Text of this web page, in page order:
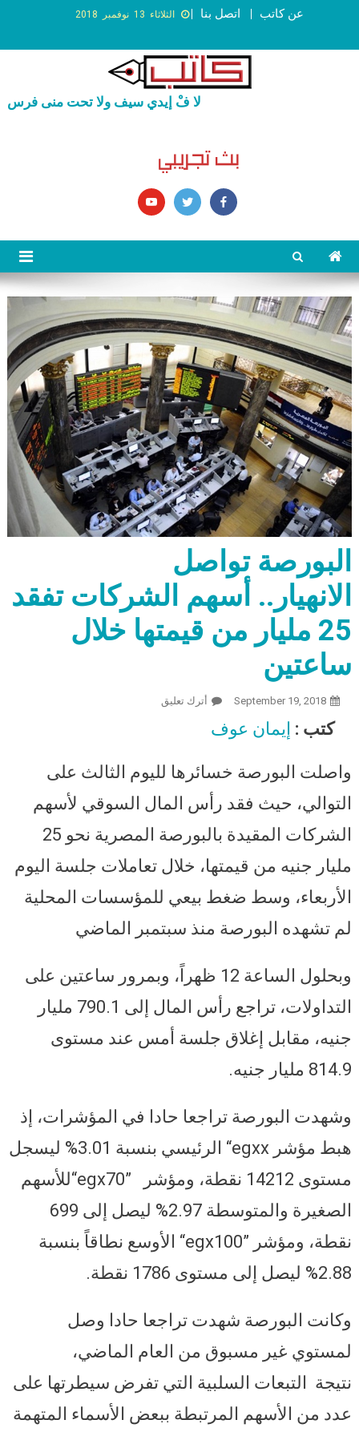
الثلاثاء 13 نوفمبر 2018 اتصل بنا عن كاتب
لا فْ إيدي سيف ولا تحت منى فرس
البورصة تواصل
الانهيار.. أسهم الشركات تفقد
25 مليار من قيمتها خلال
ساعتين
September 19, 2018 أترك تعليق
كتب : إيمان عوف
واصلت البورصة خسائرها لليوم الثالث على
التوالي، حيث فقد رأس المال السوقي لأسهم
الشركات المقيدة بالبورصة المصرية نحو 25
مليار جنيه من قيمتها، خلال تعاملات جلسة اليوم
الأربعاء، وسط ضغط بيعي للمؤسسات المحلية
لم تشهده البورصة منذ سبتمبر الماضي
وبحلول الساعة 12 ظهراً، وبمرور ساعتين على
التداولات، تراجع رأس المال إلى 790.1 مليار
جنيه، مقابل إغلاق جلسة أمس عند مستوى
814.9 مليار جنيه
.
وشهدت البورصة تراجعا حادا في المؤشرات، إذ
هبط مؤشر “egxx
الرئيسي بنسبة 3.01% ليسجل
مستوى 14212 نقطة، ومؤشر
“egx70”للأسهم
الصغيرة والمتوسطة 2.97% ليصل إلى 699
نقطة، ومؤشر “egx100” الأوسع نطاقاً بنسبة
2.88% ليصل إلى مستوى 1786 نقطة.
وكانت البورصة شهدت تراجعا حادا وصل
لمستوي غير مسبوق من العام الماضي،
نتيجة التبعات السلبية التي تفرض سيطرتها على
عدد من الأسهم المرتبطة ببعض الأسماء المتهمة